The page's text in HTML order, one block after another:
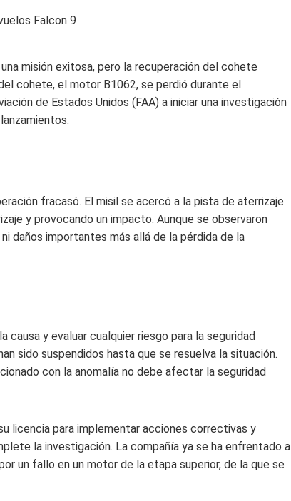
misión exitosa, pero la recuperación del cohete
cohete, el motor B1062, se perdió durante el
de Estados Unidos (FAA) a iniciar una investigación
fracasó. El misil se acercó a la pista de aterrizaje
y provocando un impacto. Aunque se observaron
daños importantes más allá de la pérdida de la
causa y evaluar cualquier riesgo para la seguridad
sido suspendidos hasta que se resuelva la situación.
con la anomalía no debe afectar la seguridad
licencia para implementar acciones correctivas y
la investigación. La compañía ya se ha enfrentado a
un fallo en un motor de la etapa superior, de la que se